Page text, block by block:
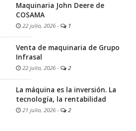
Maquinaria John Deere de
COSAMA
22 julio, 2026 - 1
Venta de maquinaria de Grupo
Infrasal
22 julio, 2026 - 2
La máquina es la inversión. La
tecnología, la rentabilidad
21 julio, 2026 - 2